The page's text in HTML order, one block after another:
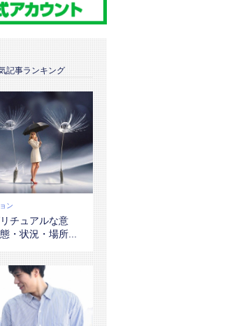
ン
チュアルな意
・状況・場所...